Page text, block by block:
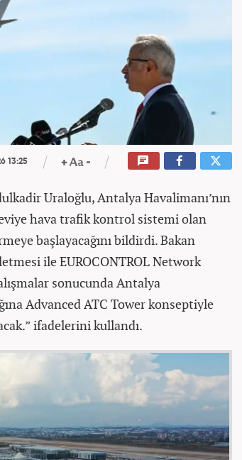
13:25
Uraloğlu, Antalya Havalimanı’nın
hava trafik kontrol sistemi olan
başlayacağını bildirdi. Bakan
ile EUROCONTROL Network
sonucunda Antalya
Advanced ATC Tower konseptiyle
ifadelerini kullandı.